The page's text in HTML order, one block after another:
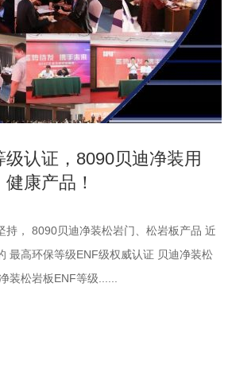
认证，8090贝迪净装用
康产品！
板产品 近
等级认证 贝迪净装松岩板ENF等级......